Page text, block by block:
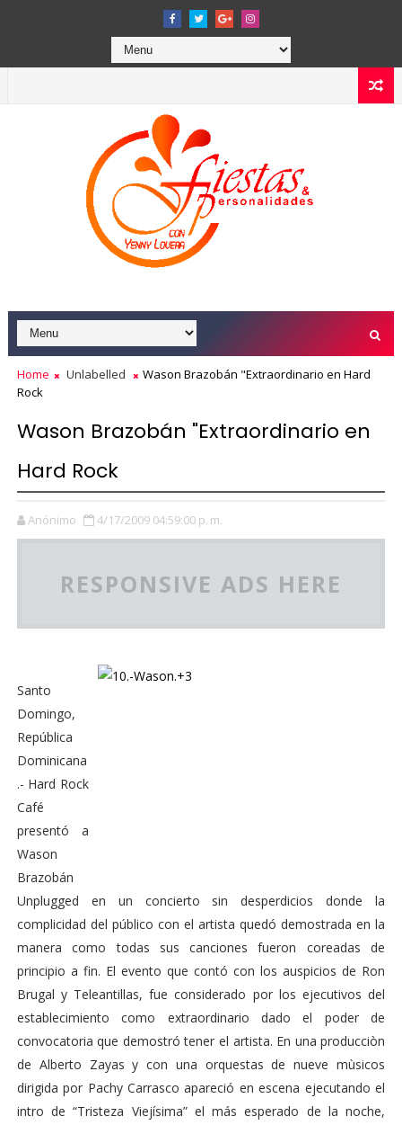
Home Unlabelled
Wason Brazobán "Extraordinario en Hard
Rock
Wason Brazobán "Extraordinario en
Hard Rock
Anónimo 4/17/2009 04:59:00 p. m.
RESPONSIVE ADS HERE
Santo
Domingo,
República
Dominicana
.- Hard Rock
Café
presentó a
Wason
Brazobán
Unplugged en un concierto sin desperdicios donde la
complicidad del público con el artista quedó demostrada en la
manera como todas sus canciones fueron coreadas de
principio a fin. El evento que contó con los auspicios de Ron
Brugal y Teleantillas, fue considerado por los ejecutivos del
establecimiento como extraordinario dado el poder de
convocatoria que demostró tener el artista. En una producciòn
de Alberto Zayas y con una orquestas de nueve mùsicos
dirigida por Pachy Carrasco apareció en escena ejecutando el
intro de “Tristeza Viejísima” el más esperado de la noche,